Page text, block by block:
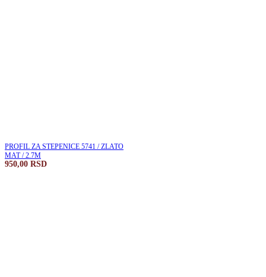
PROFIL ZA STEPENICE 5741 / ZLATO
MAT / 2.7M
950,00 RSD